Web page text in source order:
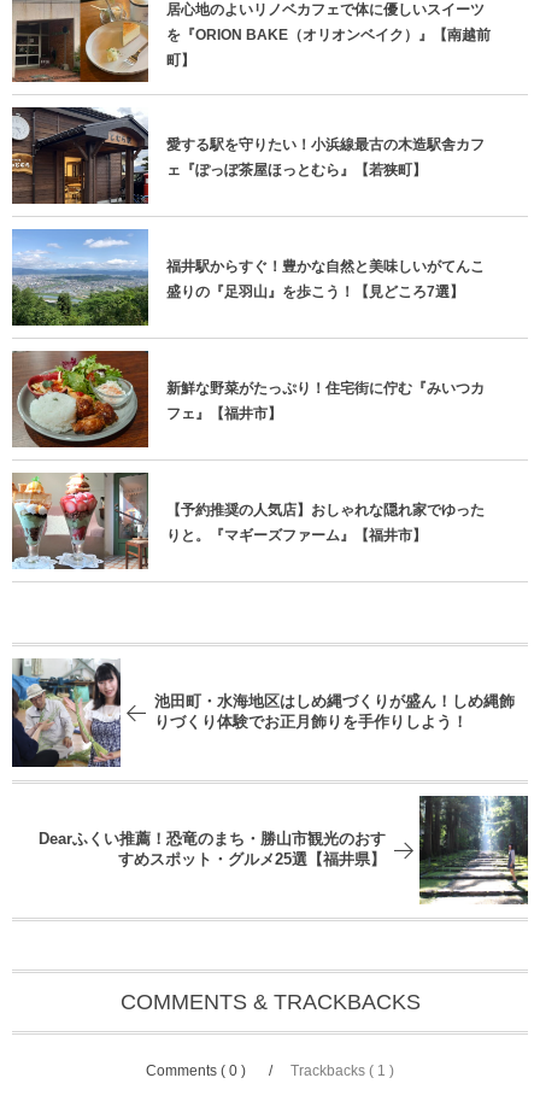
居心地のよいリノベカフェで体に優しいスイーツ
を『ORION BAKE（オリオンベイク）』【南越前
町】
愛する駅を守りたい！小浜線最古の木造駅舎カフ
ェ『ぽっぽ茶屋ほっとむら』【若狭町】
福井駅からすぐ！豊かな自然と美味しいがてんこ
盛りの『足羽山』を歩こう！【見どころ7選】
新鮮な野菜がたっぷり！住宅街に佇む『みいつカ
フェ』【福井市】
【予約推奨の人気店】おしゃれな隠れ家でゆった
りと。『マギーズファーム』【福井市】
池田町・水海地区はしめ縄づくりが盛ん！しめ縄飾
りづくり体験でお正月飾りを手作りしよう！
Dearふくい推薦！恐竜のまち・勝山市観光のおす
すめスポット・グルメ25選【福井県】
COMMENTS & TRACKBACKS
Comments ( 0 ) Trackbacks ( 1 )